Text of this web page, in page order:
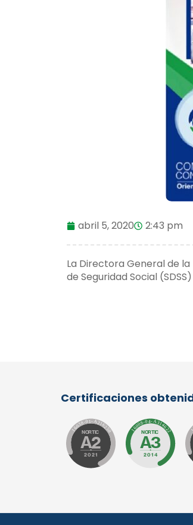
abril 5, 2020 2:43 pm
La Directora General de
de Seguridad Social
Certificaciones